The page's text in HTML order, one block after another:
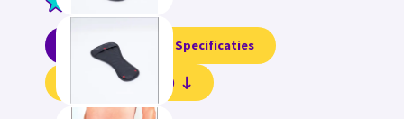
Informatie Specificaties
Beoordelingen (2)